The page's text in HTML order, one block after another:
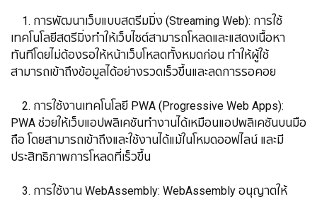
1. การพัฒนาเว็บแบบสตรีมมิ่ง (Streaming Web): การใช้
เทคโนโลยีสตรีมิ่งทำให้เว็บไซต์สามารถโหลดและแสดงเนื้อหา
ทันทีโดยไม่ต้องรอให้หน้าเว็บโหลดทั้งหมดก่อน ทำให้ผู้ใช้
สามารถเข้าถึงข้อมูลได้อย่างรวดเร็วขึ้นและลดการรอคอย
2. การใช้งานเทคโนโลยี PWA (Progressive Web Apps):
PWA ช่วยให้เว็บแอปพลิเคชันทำงานได้เหมือนแอปพลิเคชันบนมือ
ถือ โดยสามารถเข้าถึงและใช้งานได้แม้ในโหมดออฟไลน์ และมี
ประสิทธิภาพการโหลดที่เร็วขึ้น
3. การใช้งาน WebAssembly: WebAssembly อนุญาตให้